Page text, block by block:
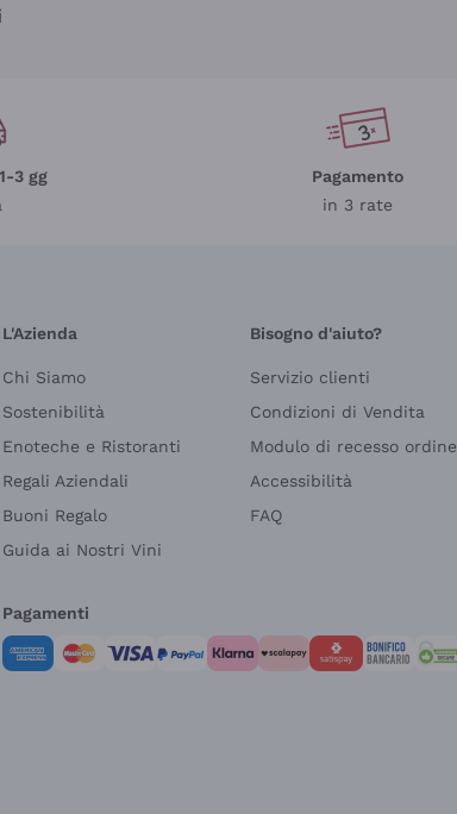
3 gg
Pagamento
in 3 rate
L'Azienda
Chi Siamo
Sostenibilità
Enoteche e Ristoranti
Regali Aziendali
Buoni Regalo
Guida ai Nostri Vini
Bisogno d'aiuto?
Servizio clienti
Condizioni di Vendita
Modulo di recesso ordine
Accessibilità
FAQ
Pagamenti